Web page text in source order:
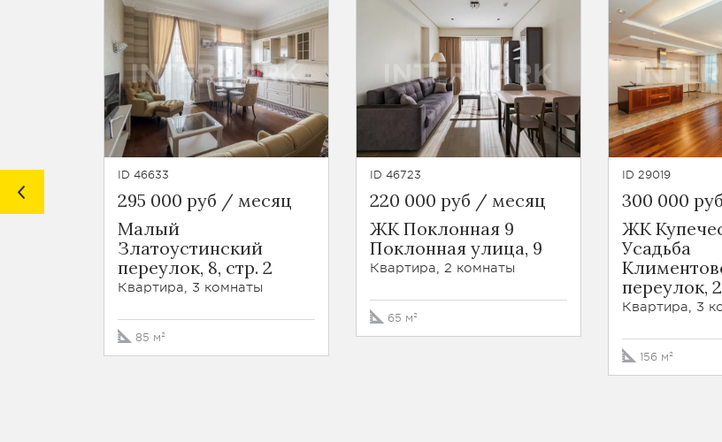
ID 46633
295 000 руб / месяц
Малый
Златоустинский
переулок, 8, стр. 2
Квартира, 3 комнаты
85 м²
ID 46723
220 000 руб / месяц
ЖК Поклонная 9
Поклонная улица, 9
Квартира, 2 комнаты
65 м²
ID 29019
300 000
ЖК
Усадьба
переулок, 2
Квартира, 3
156 м²